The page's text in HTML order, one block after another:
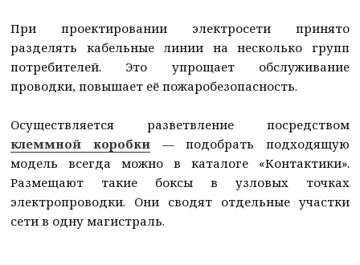
При проектировании электросети принято
разделять кабельные линии на несколько групп
потребителей. Это упрощает обслуживание
проводки, повышает её пожаробезопасность.
Осуществляется разветвление посредством
клеммной коробки— подобрать подходящую
модель всегда можно в каталоге «Контактики».
Размещают такие боксы в узловых точках
электропроводки. Они сводят отдельные участки
сети в одну магистраль.